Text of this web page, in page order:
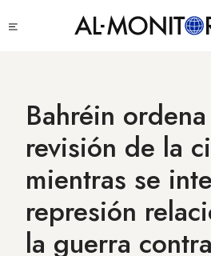
Bahréin
revisión de la
mientras se
represión
la guerra